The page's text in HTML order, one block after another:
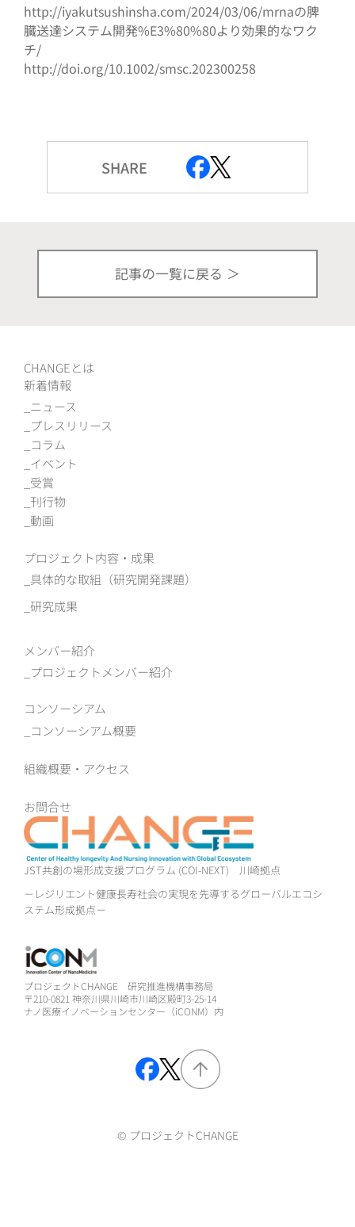
http://iyakutsushinsha.com/2024/03/06/mrnaの脾
臓送達システム開発%E3%80%80より効果的なワク
チ/
http://doi.org/10.1002/smsc.202300258
SHARE
記事の一覧に戻る
JST共創の場形成支援プログラム (COI-NEXT) 川崎拠点
－レジリエント健康長寿社会の実現を先導するグローバルエコシ
ステム形成拠点－
CHANGEとは
新着情報
ニュース
プレスリリース
コラム
イベント
受賞
刊行物
動画
プロジェクト内容・成果
具体的な取組（研究開発課題）
研究成果
メンバー紹介
プロジェクトメンバー紹介
コンソーシアム
コンソーシアム概要
組織概要‧アクセス
お問合せ
プロジェクトCHANGE 研究推進機構事務局
〒210-0821 神奈川県川崎市川崎区殿町3-25-14
ナノ医療イノベーションセンター（iCONM）内
© プロジェクトCHANGE